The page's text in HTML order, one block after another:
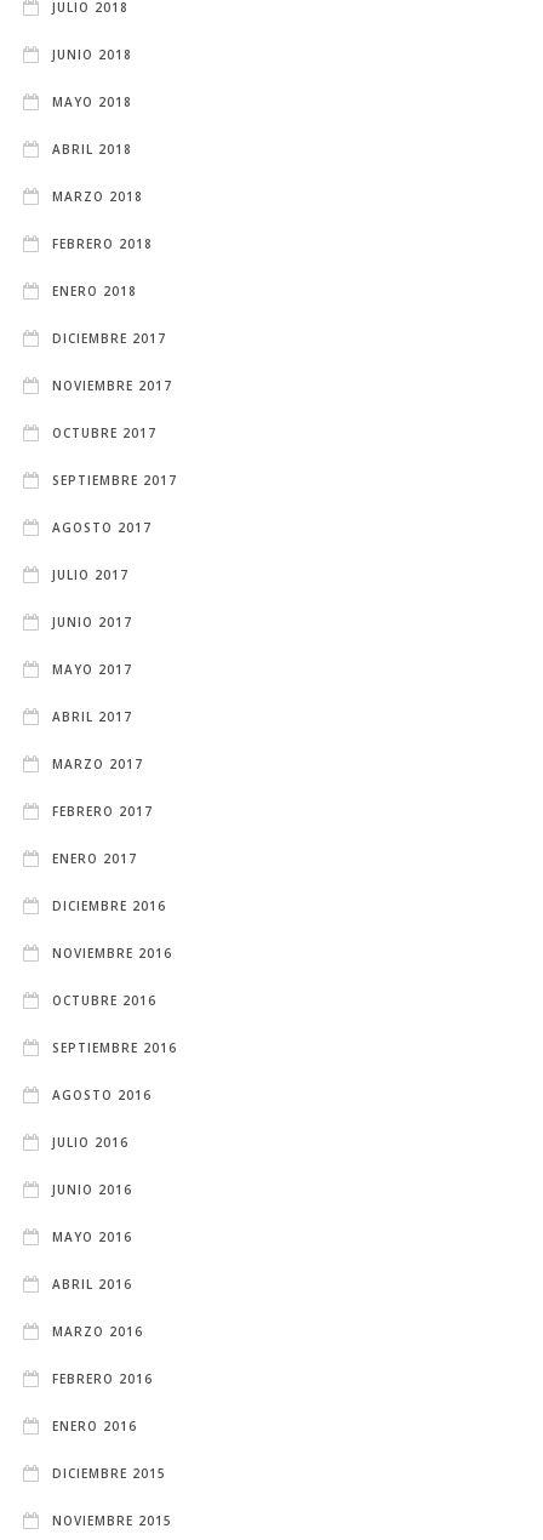
JULIO 2018
JUNIO 2018
MAYO 2018
ABRIL 2018
MARZO 2018
FEBRERO 2018
ENERO 2018
DICIEMBRE 2017
NOVIEMBRE 2017
OCTUBRE 2017
SEPTIEMBRE 2017
AGOSTO 2017
JULIO 2017
JUNIO 2017
MAYO 2017
ABRIL 2017
MARZO 2017
FEBRERO 2017
ENERO 2017
DICIEMBRE 2016
NOVIEMBRE 2016
OCTUBRE 2016
SEPTIEMBRE 2016
AGOSTO 2016
JULIO 2016
JUNIO 2016
MAYO 2016
ABRIL 2016
MARZO 2016
FEBRERO 2016
ENERO 2016
DICIEMBRE 2015
NOVIEMBRE 2015